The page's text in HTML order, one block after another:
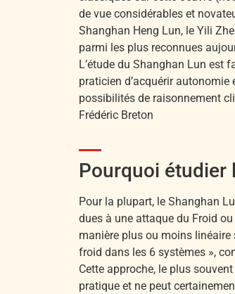
de vue considérables et
Shanghan Heng Lun, le Yili
parmi les plus reconnues
L’étude du Shanghan Lun est
praticien d’acquérir
possibilités de raisonnement
Frédéric Breton
Pourquoi étudier
Pour la plupart, le Shanghan
dues à une attaque du Froid
manière plus ou moins
froid dans les 6 systèmes »,
Cette approche, le plus
pratique et ne peut